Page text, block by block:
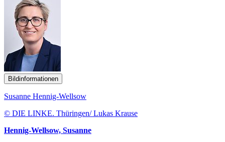
Bildinformationen
Susanne Hennig-Wellsow
© DIE LINKE. Thüringen/ Lukas Krause
Hennig-Wellsow, Susanne